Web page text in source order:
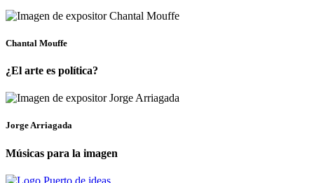
Chantal Mouffe
¿El arte es política?
Jorge Arriagada
Músicas para la imagen